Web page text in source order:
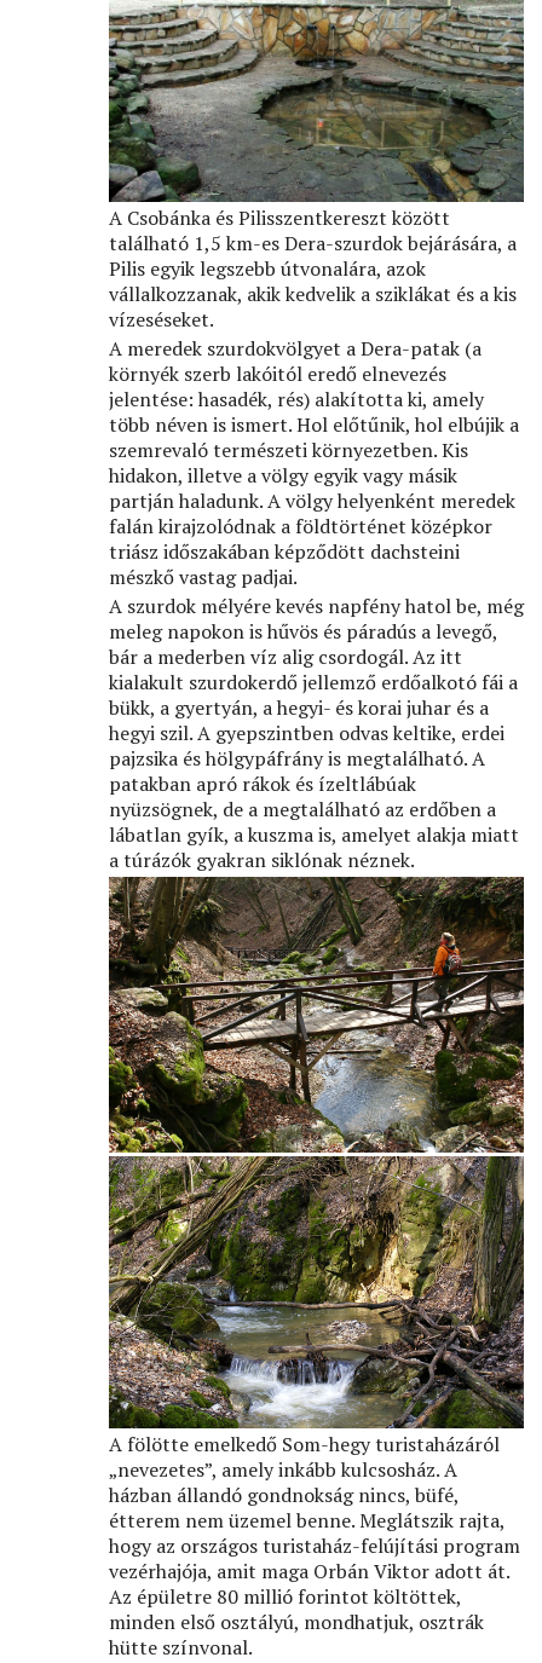
A Csobánka és Pilisszentkereszt között
található 1,5 km-es Dera-szurdok bejárására, a
Pilis egyik legszebb útvonalára, azok
vállalkozzanak, akik kedvelik a sziklákat és a kis
vízeséseket.
A meredek szurdokvölgyet a Dera-patak (a
környék szerb lakóitól eredő elnevezés
jelentése: hasadék, rés) alakította ki, amely
több néven is ismert. Hol előtűnik, hol elbújik a
szemrevaló természeti környezetben. Kis
hidakon, illetve a völgy egyik vagy másik
partján haladunk. A völgy helyenként meredek
falán kirajzolódnak a földtörténet középkor
triász időszakában képződött dachsteini
mészkő vastag padjai.
A szurdok mélyére kevés napfény hatol be, még
meleg napokon is hűvös és páradús a levegő,
bár a mederben víz alig csordogál. Az itt
kialakult szurdokerdő jellemző erdőalkotó fái a
bükk, a gyertyán, a hegyi- és korai juhar és a
hegyi szil. A gyepszintben odvas keltike, erdei
pajzsika és hölgypáfrány is megtalálható. A
patakban apró rákok és ízeltlábúak
nyüzsögnek, de a megtalálható az erdőben a
lábatlan gyík, a kuszma is, amelyet alakja miatt
a túrázók gyakran siklónak néznek.
A fölötte emelkedő Som-hegy turistaházáról
„nevezetes”, amely inkább kulcsosház. A
házban állandó gondnokság nincs, büfé,
étterem nem üzemel benne. Meglátszik rajta,
hogy az országos turistaház-felújítási program
vezérhajója, amit maga Orbán Viktor adott át.
Az épületre 80 millió forintot költöttek,
minden első osztályú, mondhatjuk, osztrák
hütte színvonal.